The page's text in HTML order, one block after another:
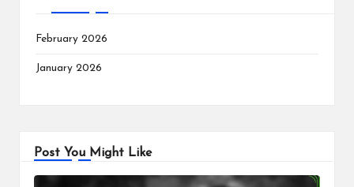
February 2026
January 2026
Post You Might Like